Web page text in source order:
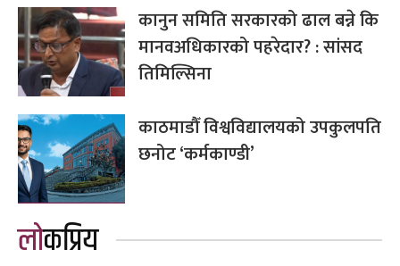
कानुन समिति सरकारको ढाल बन्ने कि
मानवअधिकारको पहरेदार? : सांसद
तिमिल्सिना
काठमाडौँ विश्वविद्यालयको उपकुलपति
छनोट ‘कर्मकाण्डी’
लोकप्रिय